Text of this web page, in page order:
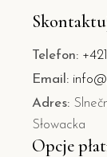
Telefon:
Email:
Adres:
Słowacka
Opcje